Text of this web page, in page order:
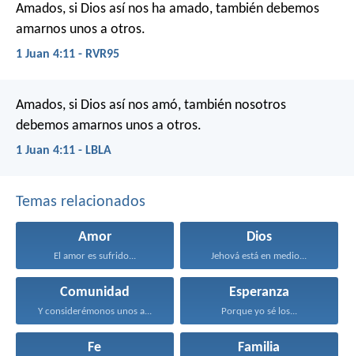
Amados, si Dios así nos ha amado, también debemos
amarnos unos a otros.
1 Juan 4:11 - RVR95
Amados, si Dios así nos amó, también nosotros
debemos amarnos unos a otros.
1 Juan 4:11 - LBLA
Temas relacionados
Amor
El amor es sufrido...
Dios
Jehová está en medio...
Comunidad
Y considerémonos unos a...
Esperanza
Porque yo sé los...
Fe Familia